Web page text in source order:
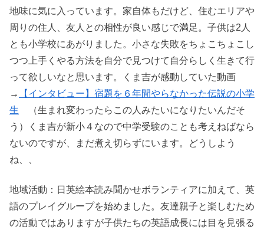
地味に気に入っています。家自体もだけど、住むエリアや
周りの住人、友人との相性が良い感じで満足。子供は2人
とも小学校にあがりました。小さな失敗をちょこちょこし
つつ上手くやる方法を自分で見つけて自分らしく生きて行
って欲しいなと思います。くま吉が感動していた動画
→
【インタビュー】宿題を６年間やらなかった伝説の小学
生 （生まれ変わったらこの人みたいになりたいんだそ
う）くま吉が新小４なので中学受験のことも考えねばなら
ないのですが、まだ煮え切らずにいます。どうしよう
ね、、
地域活動：日英絵本読み聞かせボランティアに加えて、英
語のプレイグループを始めました。友達親子と楽しむため
の活動ではありますが子供たちの英語成長には目を見張る